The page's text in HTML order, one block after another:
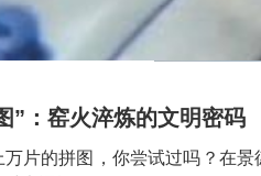
”：窑火淬炼的文明密码
片的拼图，你尝试过吗？在